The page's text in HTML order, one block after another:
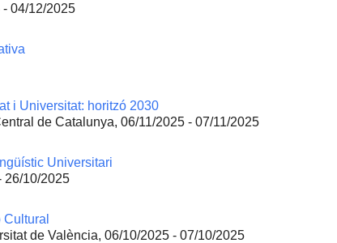
04/12/2025
i Universitat: horitzó 2030
de Catalunya, 06/11/2025 - 07/11/2025
Universitari
26/10/2025
de València, 06/10/2025 - 07/10/2025